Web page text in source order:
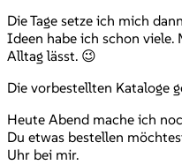
Die Tage setze ich mich
Ideen habe ich schon viele.
Alltag lässt. 😉
Die vorbestellten Kataloge
Heute Abend mache ich
Du etwas bestellen
Uhr bei mir.